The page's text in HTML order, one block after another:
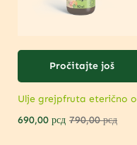
Pročitajte još
690,00 рсд 790,00рсд